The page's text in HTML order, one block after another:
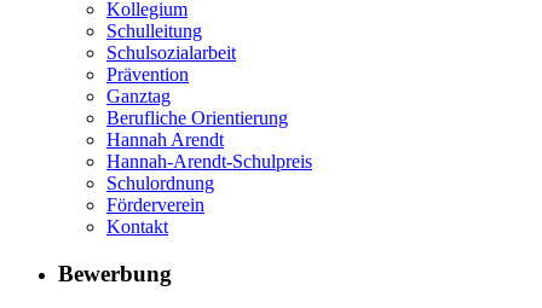
Kollegium
Schulleitung
Schulsozialarbeit
Prävention
Ganztag
Berufliche Orientierung
Hannah Arendt
Hannah-Arendt-Schulpreis
Schulordnung
Förderverein
Kontakt
Bewerbung